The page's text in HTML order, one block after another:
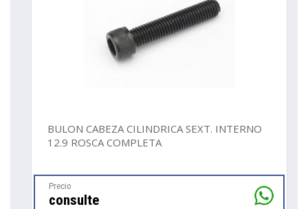
BULON CABEZA CILINDRICA SEXT. INTERNO
12.9 ROSCA COMPLETA
Precio
consulte